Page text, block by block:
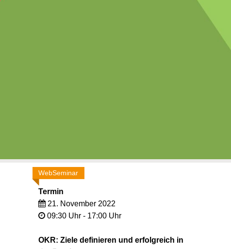
WebSeminar
Termin
21. November 2022
09:30 Uhr - 17:00 Uhr
OKR: Ziele definieren und erfolgreich in